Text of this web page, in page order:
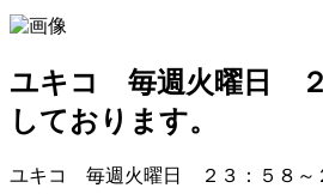
ユキコ 毎週火曜日 ２
しております。
ユキコ 毎週火曜日 ２３：５８～